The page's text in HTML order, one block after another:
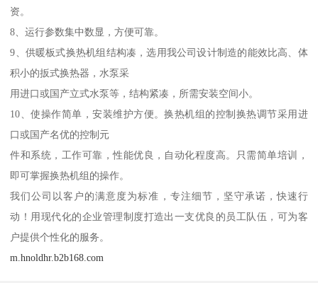
资。
8、运行参数集中数显，方便可靠。
9、供暖板式换热机组结构凑，选用我公司设计制造的能效比高、体
积小的扳式换热器，水泵采
用进口或国产立式水泵等，结构紧凑，所需安装空间小。
10、使操作简单，安装维护方便。换热机组的控制换热调节采用进
口或国产名优的控制元
件和系统，工作可靠，性能优良，自动化程度高。只需简单培训，
即可掌握换热机组的操作。
我们公司以客户的满意度为标准，专注细节，坚守承诺，快速行
动！用现代化的企业管理制度打造出一支优良的员工队伍，可为客
户提供个性化的服务。
m.hnoldhr.b2b168.com